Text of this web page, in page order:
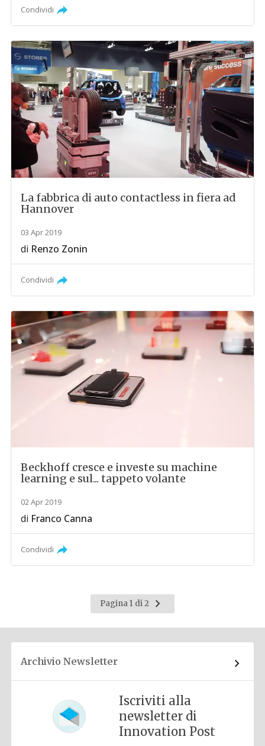
Condividi
La fabbrica di auto contactless in fiera ad
Hannover
03 Apr 2019
di Renzo Zonin
Condividi
Beckhoff cresce e investe su machine
learning e sul... tappeto volante
02 Apr 2019
di Franco Canna
Condividi
Pagina 1 di 2
Pagina
successiva
Archivio Newsletter
Iscriviti alla
newsletter di
Innovation Post